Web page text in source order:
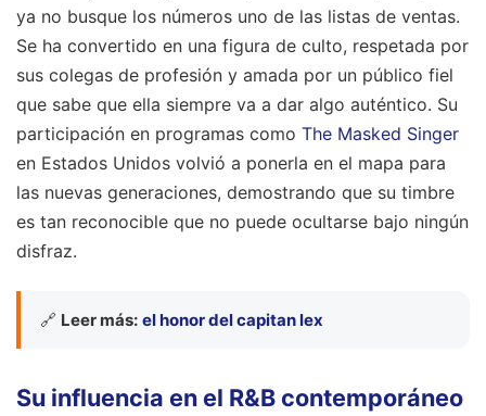
ya no busque los números uno de las listas de ventas.
Se ha convertido en una figura de culto, respetada por
sus colegas de profesión y amada por un público fiel
que sabe que ella siempre va a dar algo auténtico. Su
participación en programas como The Masked Singer
en Estados Unidos volvió a ponerla en el mapa para
las nuevas generaciones, demostrando que su timbre
es tan reconocible que no puede ocultarse bajo ningún
disfraz.
🔗 Leer más: el honor del capitan lex
Su influencia en el R&B contemporáneo